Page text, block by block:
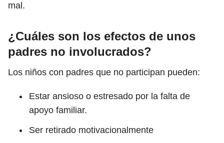
mal.
¿Cuáles son los efectos de unos
padres no involucrados?
Los niños con padres que no participan pueden:
Estar ansioso o estresado por la falta de
apoyo familiar.
Ser retirado motivacionalmente